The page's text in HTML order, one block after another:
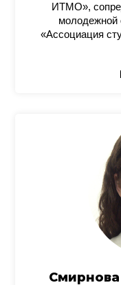
ИТМО»,
молодежной
«Ассоциация